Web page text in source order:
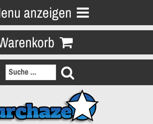
anzeigen